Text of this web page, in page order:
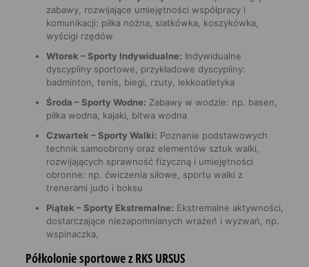
zabawy, rozwijające umiejętności współpracy i
komunikacji: piłka nożna, siatkówka, koszykówka,
wyścigi rzędów
Wtorek – Sporty Indywidualne: Indywidualne
dyscypliny sportowe, przykładowe dyscypliny:
badminton, tenis, biegi, rzuty, lekkoatletyka
Środa – Sporty Wodne: Zabawy w wodzie: np. basen,
piłka wodna, kajaki, bitwa wodna
Czwartek – Sporty Walki: Poznanie podstawowych
technik samoobrony oraz elementów sztuk walki,
rozwijających sprawność fizyczną i umiejętności
obronne: np. ćwiczenia siłowe, sportu walki z
trenerami judo i boksu
Piątek – Sporty Ekstremalne: Ekstremalne aktywności,
dostarczające niezapomnianych wrażeń i wyzwań, np.
wspinaczka,
Półkolonie sportowe z RKS URSUS